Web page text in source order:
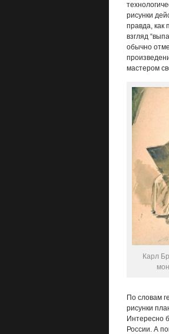
рисунки
правда, как
взгляд
обычно
мастером
Карл
По словам
рисунки
Интересно
России. А